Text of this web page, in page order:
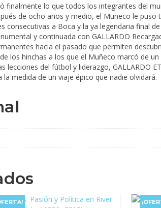
finalmente lo que todos los integrantes del
de ocho años y medio, el Muñeco le
consecutivas a Boca y la ya legendaria final
y continuada con GALLARDO
hacia el pasado que permiten
los hinchas a los que el Muñeco marcó de
lecciones del fútbol y liderazgo, GALLARDO
medida de un viaje épico que nadie olvidará.